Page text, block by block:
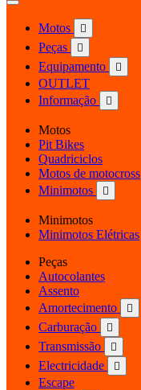
Motos 
Peças 
Equipamento 
OUTLET
Informação

Motos
Pit Bikes
Quadriciclos
Motos de motocross
Minimotos

Minimotos
Minimotos Elétricas
Peças
Autocolantes
Assento
Amortecimento

Carburação 
Transmissão 
Electricidade 
Escape